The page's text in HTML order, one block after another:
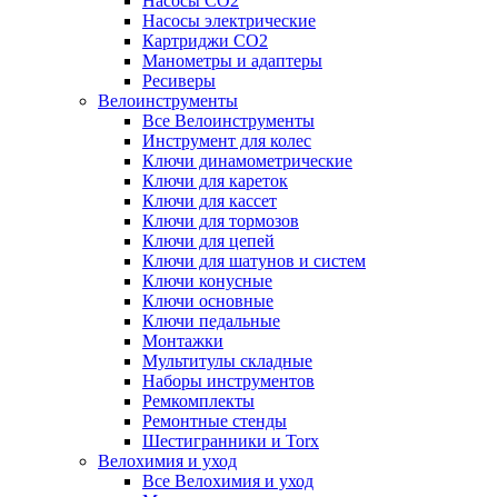
Насосы электрические
Картриджи CO2
Манометры и адаптеры
Ресиверы
Велоинструменты
Все Велоинструменты
Инструмент для колес
Ключи динамометрические
Ключи для кареток
Ключи для кассет
Ключи для тормозов
Ключи для цепей
Ключи для шатунов и систем
Ключи конусные
Ключи основные
Ключи педальные
Монтажки
Мультитулы складные
Наборы инструментов
Ремкомплекты
Ремонтные стенды
Шестигранники и Torx
Велохимия и уход
Все Велохимия и уход